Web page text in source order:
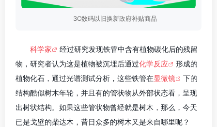
3C数码以旧换新政府补贴商品
科学家
经过研究发现铁管中含有植物碳化后的残留
物，研究者认为这是植物被沉埋后通过化学反应
形成的
植物化石，通过光谱测试分析，这些铁管在显微镜
下的
结构酷似树木年轮，并且有的管状物从外部状态看，呈现
出树状结构。如果这些管状物曾经就是树木，那么，今天
已是戈壁的柴达木，昔日众多的树木又是来自哪里呢？